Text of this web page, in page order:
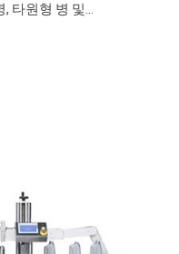
, 타원형 병 및…